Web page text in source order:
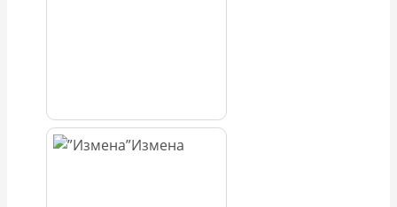
Измена